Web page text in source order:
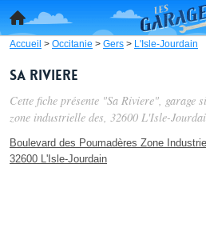
Accueil > Occitanie > Gers > L'Isle-Jourdain
Sa Riviere
Cette fiche présente "Sa Riviere", garage
zone industrielle des, 32600 L'Isle-
Boulevard des Poumadères Zone
32600 L'Isle-Jourdain